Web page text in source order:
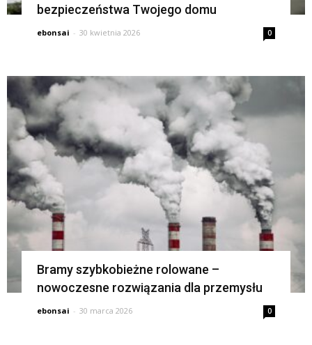
bezpieczeństwa Twojego domu
ebonsai - 30 kwietnia 2026 0
Bramy szybkobieżne rolowane –
nowoczesne rozwiązania dla przemysłu
ebonsai - 30 marca 2026 0